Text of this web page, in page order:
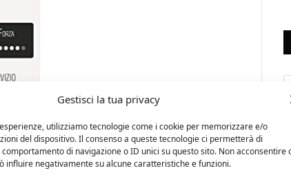
Gestisci la tua privacy
utilizziamo tecnologie come i cookie per memorizzare e/o
del dispositivo. Il consenso a queste tecnologie ci permetterà di
di navigazione o ID unici su questo sito. Non acconsentire
influire negativamente su alcune caratteristiche e funzioni.